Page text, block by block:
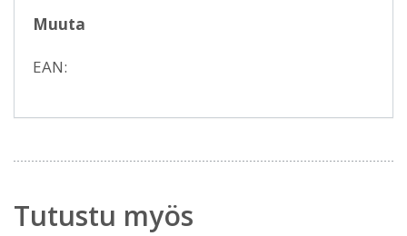
Muuta
EAN:
Tutustu myös